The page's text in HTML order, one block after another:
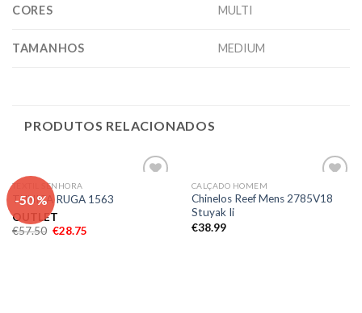
CORES MULTI
TAMANHOS MEDIUM
PRODUTOS RELACIONADOS
-50 %
TEXTIL SENHORA
TUNICA RUGA 1563
OUTLET
€57.50 €28.75
aos meus
CALÇADO HOMEM
Chinelos Reef Mens 2785V18
Stuyak Ii
€38.99